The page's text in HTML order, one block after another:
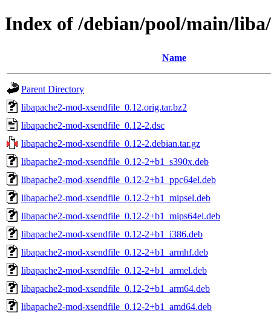
Index of /debian/pool/main/
Name
Parent Directory
libapache2-mod-xsendfile_0.12.orig.tar.bz2
libapache2-mod-xsendfile_0.12-2.dsc
libapache2-mod-xsendfile_0.12-2.debian.tar.gz
libapache2-mod-xsendfile_0.12-2+b1_s390x.deb
libapache2-mod-xsendfile_0.12-2+b1_ppc64el.deb
libapache2-mod-xsendfile_0.12-2+b1_mipsel.deb
libapache2-mod-xsendfile_0.12-2+b1_mips64el.deb
libapache2-mod-xsendfile_0.12-2+b1_i386.deb
libapache2-mod-xsendfile_0.12-2+b1_armhf.deb
libapache2-mod-xsendfile_0.12-2+b1_armel.deb
libapache2-mod-xsendfile_0.12-2+b1_arm64.deb
libapache2-mod-xsendfile_0.12-2+b1_amd64.deb